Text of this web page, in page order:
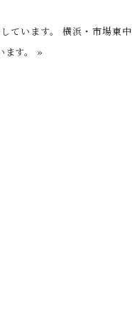
ています。
横浜・市場東中
す。
»